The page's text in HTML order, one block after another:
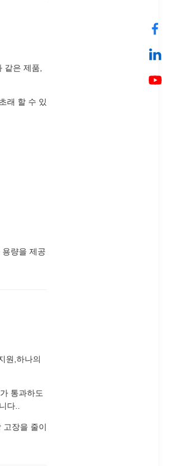
은 제품,
래 할 수 있
량을 제공
원,하나의
통과하도
다..
고장을 줄이